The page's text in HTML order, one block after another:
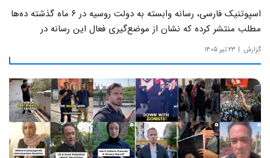
اسپوتنیک فارسی، رسانه وابسته به دولت روسیه در ۶ ماه گذشته ده‌ها
مطلب منتشر کرده که نشان از موضع‌گیری فعال این رسانه‌ در
حساس‌ترین مسائل چالش‌های داخلی ایران دارد.
گزارش ۲۳ تیر ۱۴۰۵